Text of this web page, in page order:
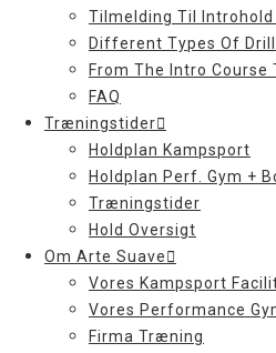
Tilmelding Til Introhold
Different Types Of
From The Intro Course
FAQ
Træningstider
Holdplan Kampsport
Holdplan Perf. Gym +
Træningstider
Hold Oversigt
Om Arte Suave
Vores Kampsport
Vores Performance
Firma Træning